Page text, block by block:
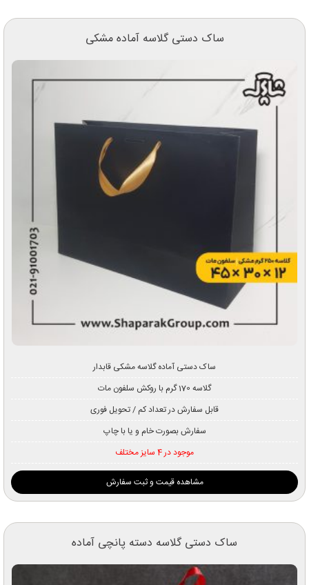
ساک دستی گلاسه آماده مشکی
ساک دستی آماده گلاسه مشکی قابدار
گلاسه 170 گرم با روکش سلفون مات
قابل سفارش در تعداد کم / تحویل فوری
سفارش بصورت خام و یا با چاپ
موجود در 4 سایز مختلف
مشاهده قیمت و ثبت سفارش
ساک دستی گلاسه دسته پانچی آماده